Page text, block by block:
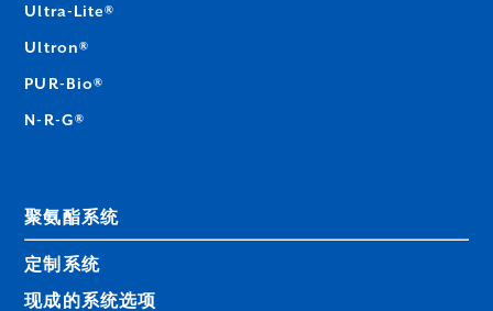
Ultra-Lite®
Ultron®
PUR-Bio®
N-R-G®
聚氨酯系统
定制系统
现成的系统选项